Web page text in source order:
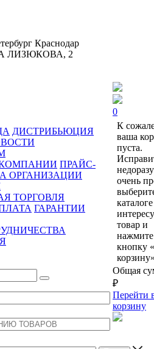
Краснодар
ЛИЗЮКОВА, 2
ДИСТРИБЬЮЦИЯ
ПРАЙС-
ОРГАНИЗАЦИИ
ТОРГОВЛЯ
ГАРАНТИИ
0
К
ваша
пуста.
очень
каталоге
товар и
нажмите
кнопку
Общая
₽
Перейти
корзину